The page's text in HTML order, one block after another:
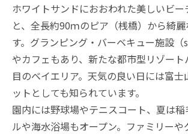
ホワイトサンドにおおわれた美しいビー
と、全長約90ｍのピア（桟橋）から綺
す。グランピング・バーベキュー施設（
やカフェもあり、新たな都市型リゾー
目のベイエリア。天気の良い日には富士
ットとしても知られています。
園内には野球場やテニスコート、夏は
ルや海水浴場もオープン。ファミリーや